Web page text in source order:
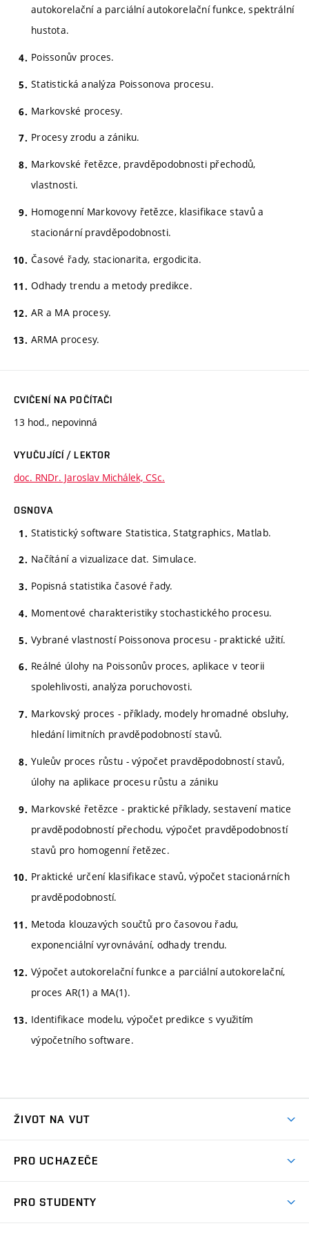
autokorelační a parciální autokorelační funkce, spektrální
hustota.
Poissonův proces.
Statistická analýza Poissonova procesu.
Markovské procesy.
Procesy zrodu a zániku.
Markovské řetězce, pravděpodobnosti přechodů,
vlastnosti.
Homogenní Markovovy řetězce, klasifikace stavů a
stacionární pravděpodobnosti.
Časové řady, stacionarita, ergodicita.
Odhady trendu a metody predikce.
AR a MA procesy.
ARMA procesy.
CVIČENÍ NA POČÍTAČI
13 hod., nepovinná
VYUČUJÍCÍ / LEKTOR
doc. RNDr. Jaroslav Michálek, CSc.
OSNOVA
Statistický software Statistica, Statgraphics, Matlab.
Načítání a vizualizace dat. Simulace.
Popisná statistika časové řady.
Momentové charakteristiky stochastického procesu.
Vybrané vlastností Poissonova procesu - praktické užití.
Reálné úlohy na Poissonův proces, aplikace v teorii
spolehlivosti, analýza poruchovosti.
Markovský proces - příklady, modely hromadné obsluhy,
hledání limitních pravděpodobností stavů.
Yuleův proces růstu - výpočet pravděpodobností stavů,
úlohy na aplikace procesu růstu a zániku
Markovské řetězce - praktické příklady, sestavení matice
pravděpodobností přechodu, výpočet pravděpodobností
stavů pro homogenní řetězec.
Praktické určení klasifikace stavů, výpočet stacionárních
pravděpodobností.
Metoda klouzavých součtů pro časovou řadu,
exponenciální vyrovnávání, odhady trendu.
Výpočet autokorelační funkce a parciální autokorelační,
proces AR(1) a MA(1).
Identifikace modelu, výpočet predikce s využitím
výpočetního software.
ŽIVOT NA VUT
Koleje
PRO UCHAZEČE
PRO STUDENTY